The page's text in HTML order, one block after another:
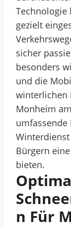
Technologie
gezielt
sicher
besonders
und die
winterlichen
Monheim
Bürgern
bieten.
N Für